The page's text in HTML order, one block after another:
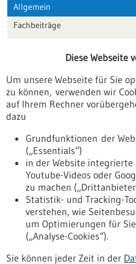
Allgemein
Fachbeiträge
Veranstaltungen
Erscheinungsdatum
Nach oben
Diese Webseite
Um unsere Webseite für Sie
zu können, verwenden wir
auf Ihrem Rechner
dazu
Grundfunktionen der
(„Essentials“)
in der Website
Youtube-Videos oder
zu machen
Statistik- und Tracking-
verstehen, wie
um Optimierungen für
(„Analyse-Cookies“).
Sie können jeder Zeit in der